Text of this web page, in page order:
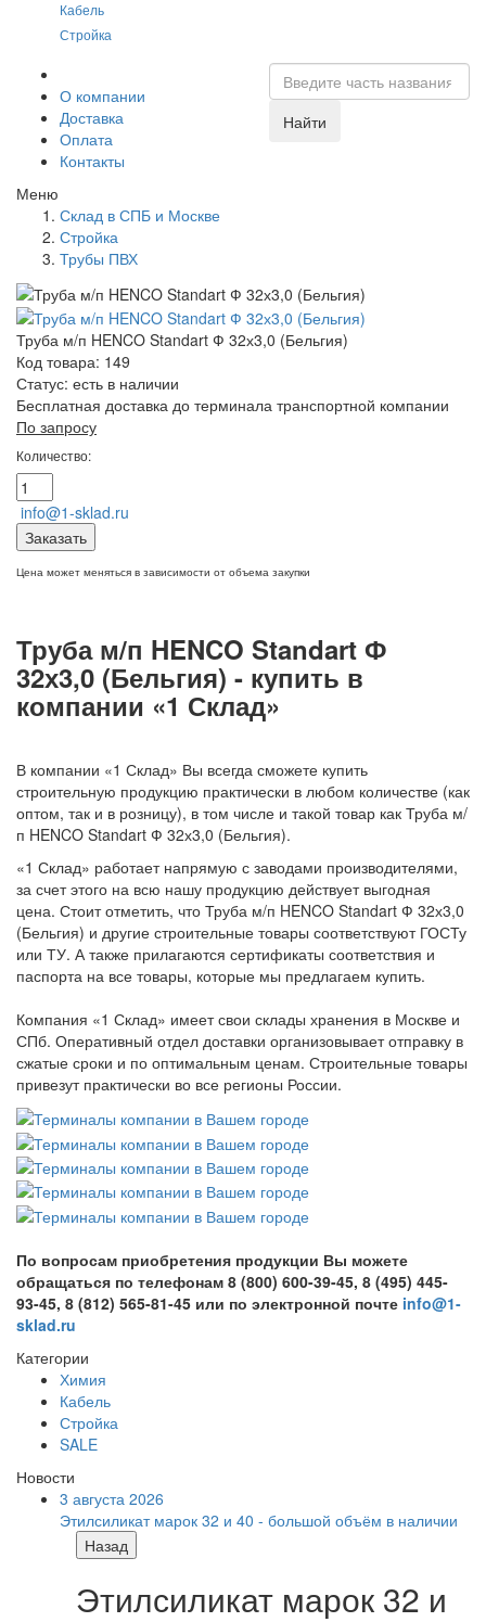
Кабель
Стройка
О компании
Доставка
Оплата
Контакты
Найти
Меню
Склад в СПБ и Москве
Стройка
Трубы ПВХ
Труба м/п HENCO Standart Ф 32х3,0 (Бельгия)
Код товара: 149
Статус: есть в наличии
Бесплатная доставка до терминала транспортной компании
По запросу
Количество:
info@1-sklad.ru
Заказать
Цена может меняться в зависимости от объема закупки
Труба м/п HENCO Standart Ф
32х3,0 (Бельгия) - купить в
компании «1 Склад»
В компании «1 Склад» Вы всегда сможете купить
строительную продукцию практически в любом количестве (как
оптом, так и в розницу), в том числе и такой товар как Труба м/
п HENCO Standart Ф 32х3,0 (Бельгия).
«1 Склад» работает напрямую с заводами производителями,
за счет этого на всю нашу продукцию действует выгодная
цена. Стоит отметить, что Труба м/п HENCO Standart Ф 32х3,0
(Бельгия) и другие строительные товары соответствуют ГОСТу
или ТУ. А также прилагаются сертификаты соответствия и
паспорта на все товары, которые мы предлагаем купить.
Компания «1 Склад» имеет свои склады хранения в Москве и
СПб. Оперативный отдел доставки организовывает отправку в
сжатые сроки и по оптимальным ценам. Строительные товары
привезут практически во все регионы России.
По вопросам приобретения продукции Вы можете
обращаться по телефонам 8 (800) 600-39-45, 8 (495) 445-
93-45, 8 (812) 565-81-45 или по электронной почте info@1-
sklad.ru
Категории
Химия
Кабель
Стройка
SALE
Новости
3 августа 2026
Этилсиликат марок 32 и 40 - большой объём в наличии
Назад
Этилсиликат марок 32 и